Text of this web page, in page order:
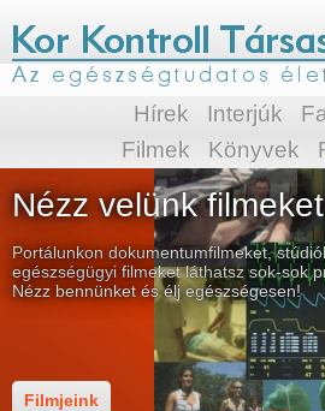
Hírek Interjúk
Filmek
Könyvek
Nézz velünk
Portálunkon dokumentumfilmeket,
egészségügyi filmeket láthatsz sok-sok
Nézz bennünket és élj egészségesen!
Filmjeink